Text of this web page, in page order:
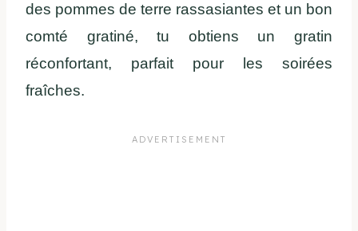
des pommes de terre rassasiantes et un bon
comté gratiné, tu obtiens un gratin
réconfortant, parfait pour les soirées
fraîches.